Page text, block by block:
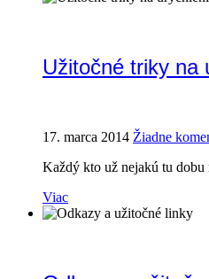
Užitočné triky na
17. marca 2014 Žiadne
Každý kto už nejakú tu
Viac